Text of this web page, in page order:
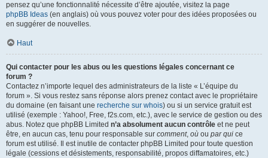
pensez qu’une fonctionnalité nécessite d’être ajoutée, visitez la page
phpBB Ideas (en anglais) où vous pouvez voter pour des idées proposées ou
en suggérer de nouvelles.
Haut
Qui contacter pour les abus ou les questions légales concernant ce
forum ?
Contactez n’importe lequel des administrateurs de la liste « L’équipe du
forum ». Si vous restez sans réponse alors prenez contact avec le propriétaire
du domaine (en faisant une recherche sur whois) ou si un service gratuit est
utilisé (exemple : Yahoo!, Free, f2s.com, etc.), avec le service de gestion ou des
abus. Notez que phpBB Limited n’a absolument aucun contrôle et ne peut
être, en aucun cas, tenu pour responsable sur comment, où ou par qui ce
forum est utilisé. Il est inutile de contacter phpBB Limited pour toute question
légale (cessions et désistements, responsabilité, propos diffamatoires, etc.)